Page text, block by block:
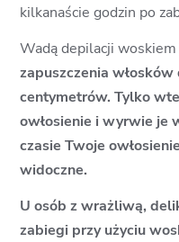
kilkanaście godzin po
Wadą depilacji
zapuszczenia
centymetrów. Tylko
owłosienie i wyrwie je
czasie Twoje
widoczne.
U osób z wrażliwą,
zabiegi przy użyciu